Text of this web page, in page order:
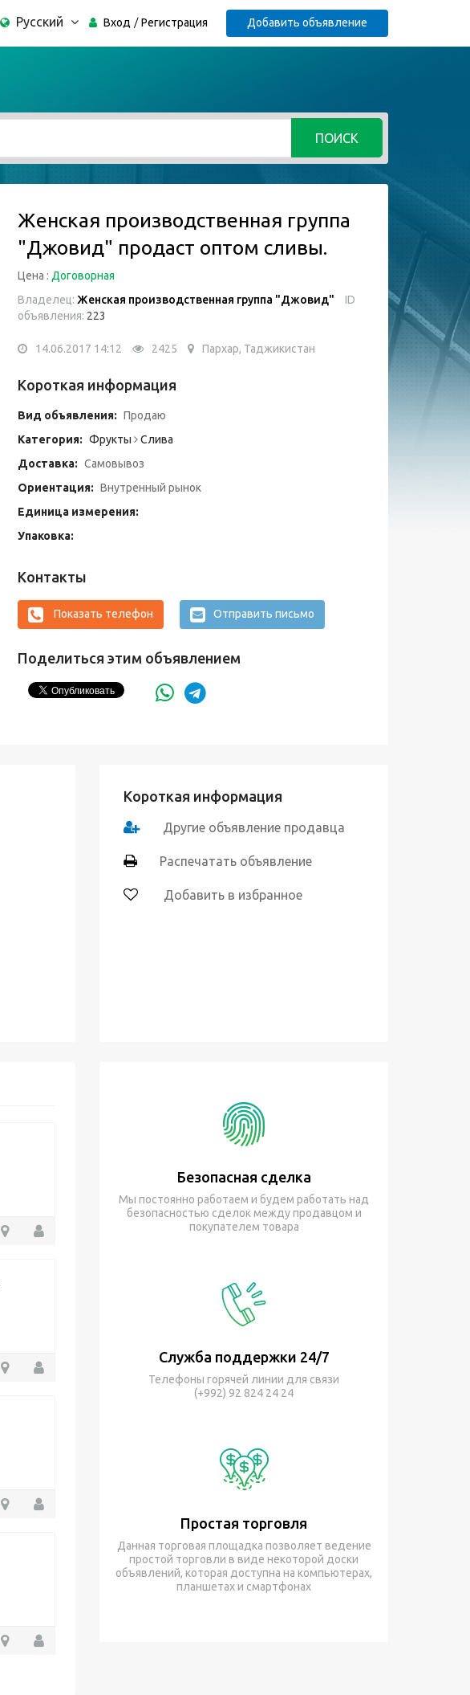
Русский Вход Регистрация Добавить объявление
ПОИСК
Женская производственная группа
"Джовид" продаст оптом сливы.
Цена : Договорная
Владелец: Женская производственная группа "Джовид"
ID
объявления: 223
14.06.2017 14:12 2425 Пархар, Таджикистан
Короткая информация
Вид объявления: Продаю
Категория: Фрукты
Слива
Доставка: Самовывоз
Ориентация: Внутренный рынок
Единица измерения:
Упаковка:
Контакты
Показать телефон Отправить письмо
Поделиться этим объявлением
Короткая информация
Другие объявление продавца
Распечатать объявление
Добавить в избранное
Безопасная сделка
Мы постоянно работаем и будем работать над
безопасностью сделок между продавцом и
покупателем товара
Служба поддержки 24/7
Телефоны горячей линии для связи
(+992) 92 824 24 24
Простая торговля
Данная торговая площадка позволяет ведение
простой торговли в виде некоторой доски
объявлений, которая доступна на компьютерах,
планшетах и смартфонах